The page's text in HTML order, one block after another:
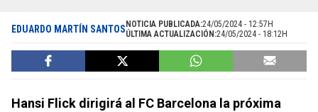
EDUARDO MARTÍN SANTOS NOTICIA PUBLICADA:24/05/2024 - 12:57H
ÚLTIMA ACTUALIZACIÓN:24/05/2024 - 18:12H
Hansi Flick dirigirá al FC Barcelona la próxima